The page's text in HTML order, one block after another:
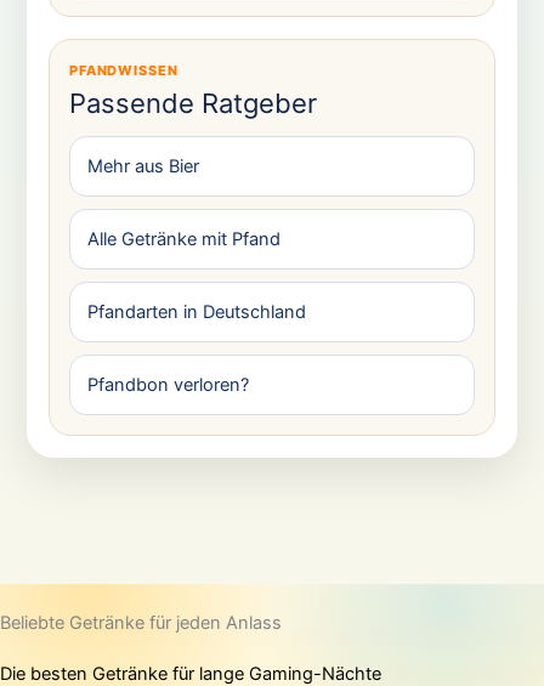
PFANDWISSEN
Passende Ratgeber
Mehr aus Bier
Alle Getränke mit Pfand
Pfandarten in Deutschland
Pfandbon verloren?
Beliebte Getränke für jeden Anlass
Die besten Getränke für lange Gaming-Nächte